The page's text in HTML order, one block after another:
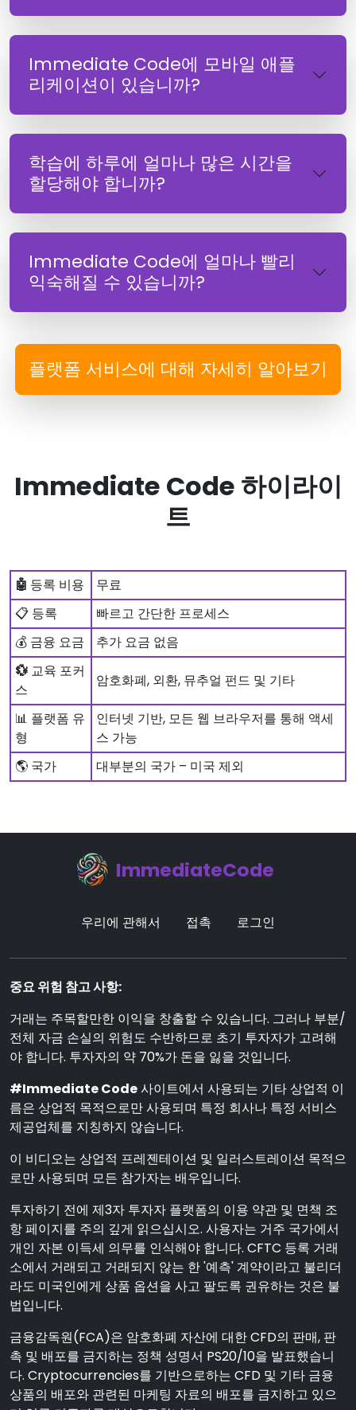
Immediate Code에 모바일 애플
리케이션이 있습니까?
학습에 하루에 얼마나 많은 시간을
할당해야 합니까?
Immediate Code에 얼마나 빨리
익숙해질 수 있습니까?
플랫폼 서비스에 대해 자세히 알아보기
Immediate Code 하이라이
트
🤖 등록 비용
무료
📋 등록
빠르고 간단한 프로세스
💰 금융 요금
추가 요금 없음
💱 교육 포커
스
암호화폐, 외환, 뮤추얼 펀드 및 기타
📊 플랫폼 유
형
인터넷 기반, 모든 웹 브라우저를 통해 액세
스 가능
🌎 국가
대부분의 국가 – 미국 제외
ImmediateCode
우리에 관해서 접촉 로그인
중요 위험 참고 사항:
거래는 주목할만한 이익을 창출할 수 있습니다. 그러나 부분/
전체 자금 손실의 위험도 수반하므로 초기 투자자가 고려해
야 합니다. 투자자의 약 70%가 돈을 잃을 것입니다.
#Immediate Code사이트에서 사용되는 기타 상업적 이
름은 상업적 목적으로만 사용되며 특정 회사나 특정 서비스
제공업체를 지칭하지 않습니다.
이 비디오는 상업적 프레젠테이션 및 일러스트레이션 목적으
로만 사용되며 모든 참가자는 배우입니다.
투자하기 전에 제3자 투자자 플랫폼의 이용 약관 및 면책 조
항 페이지를 주의 깊게 읽으십시오. 사용자는 거주 국가에서
개인 자본 이득세 의무를 인식해야 합니다. CFTC 등록 거래
소에서 거래되고 거래되지 않는 한 '예측' 계약이라고 불리더
라도 미국인에게 상품 옵션을 사고 팔도록 권유하는 것은 불
법입니다.
금융감독원(FCA)은 암호화폐 자산에 대한 CFD의 판매, 판
촉 및 배포를 금지하는 정책 성명서 PS20/10을 발표했습니
다. Cryptocurrencies를 기반으로하는 CFD 및 기타 금융
상품의 배포와 관련된 마케팅 자료의 배포를 금지하고 있으